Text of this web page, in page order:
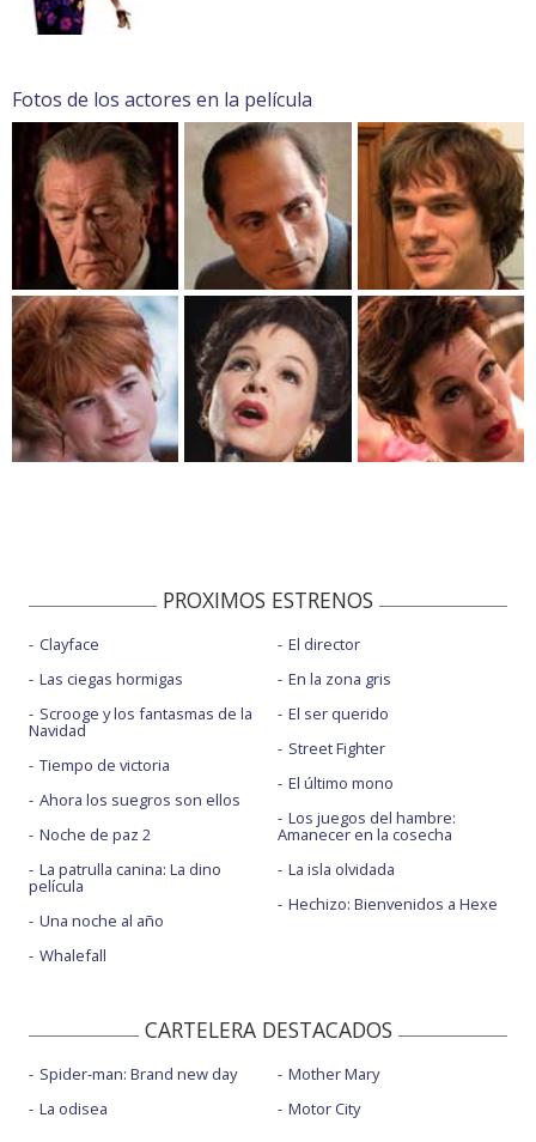
Fotos de los actores en la película
PROXIMOS ESTRENOS
Clayface
Las ciegas hormigas
Scrooge y los fantasmas de la
Navidad
Tiempo de victoria
Ahora los suegros son ellos
Noche de paz 2
La patrulla canina: La dino
película
Una noche al año
Whalefall
El director
En la zona gris
El ser querido
Street Fighter
El último mono
Los juegos del hambre:
Amanecer en la cosecha
La isla olvidada
Hechizo: Bienvenidos a Hexe
CARTELERA DESTACADOS
Spider-man: Brand new day
La odisea
Mother Mary
Motor City